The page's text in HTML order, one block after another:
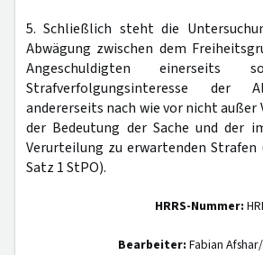
5. Schließlich steht die
Abwägung zwischen dem
Angeschuldigten einerseits
Strafverfolgungsinteresse der
andererseits nach wie vor nicht außer
der Bedeutung der Sache und der
Verurteilung zu erwartenden Strafen
Satz 1 StPO).
HRRS-Nummer:
Bearbeiter: Fabian